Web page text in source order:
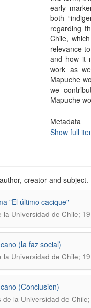
early
both
regarding
Chile,
relevance
and how it
work as
Mapuche
we
Mapuche
Metadata
Show full
creator and subject.
"El último cacique"
la Universidad de Chile;
(la faz social)
la Universidad de Chile;
(Conclusion)
de la Universidad de